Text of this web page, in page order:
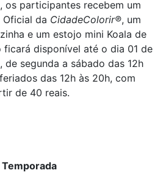
os participantes recebem um
da CidadeColorir®, um
e um estojo mini Koala de
disponível até o dia 01 de
segunda a sábado das 12h
das 12h às 20h, com
de 40 reais.